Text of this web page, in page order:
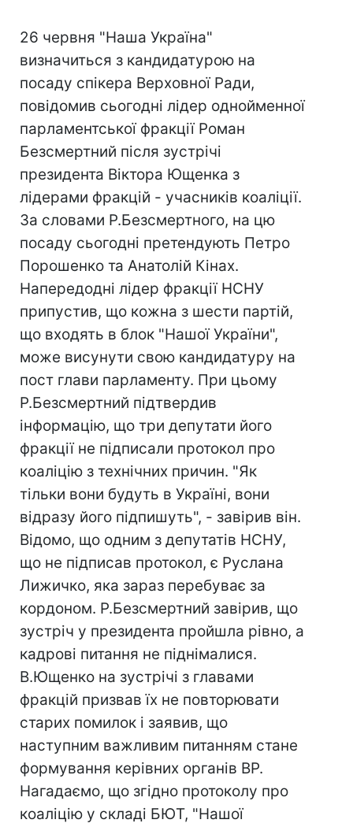
26 червня "Наша Україна"
визначиться з кандидатурою на
посаду спікера Верховної Ради,
повідомив сьогодні лідер однойменної
парламентської фракції Роман
Безсмертний після зустрічі
президента Віктора Ющенка з
лідерами фракцій - учасників коаліції.
За словами Р.Безсмертного, на цю
посаду сьогодні претендують Петро
Порошенко та Анатолій Кінах.
Напередодні лідер фракції НСНУ
припустив, що кожна з шести партій,
що входять в блок "Нашої України",
може висунути свою кандидатуру на
пост глави парламенту. При цьому
Р.Безсмертний підтвердив
інформацію, що три депутати його
фракції не підписали протокол про
коаліцію з технічних причин. "Як
тільки вони будуть в Україні, вони
відразу його підпишуть", - завірив він.
Відомо, що одним з депутатів НСНУ,
що не підписав протокол, є Руслана
Лижичко, яка зараз перебуває за
кордоном. Р.Безсмертний завірив, що
зустріч у президента пройшла рівно, а
кадрові питання не піднімалися.
В.Ющенко на зустрічі з главами
фракцій призвав їх не повторювати
старих помилок і заявив, що
наступним важливим питанням стане
формування керівних органів ВР.
Нагадаємо, що згідно протоколу про
коаліцію у складі БЮТ, "Нашої